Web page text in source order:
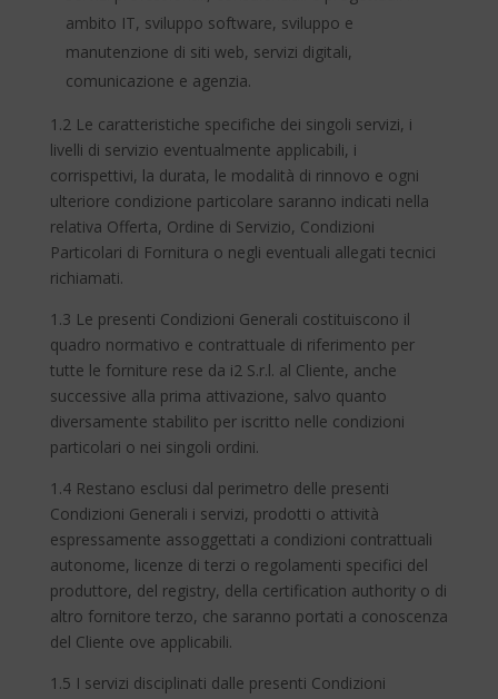
ambito IT, sviluppo software, sviluppo e
manutenzione di siti web, servizi digitali,
comunicazione e agenzia.
1.2 Le caratteristiche specifiche dei singoli servizi, i
livelli di servizio eventualmente applicabili, i
corrispettivi, la durata, le modalità di rinnovo e ogni
ulteriore condizione particolare saranno indicati nella
relativa Offerta, Ordine di Servizio, Condizioni
Particolari di Fornitura o negli eventuali allegati tecnici
richiamati.
1.3 Le presenti Condizioni Generali costituiscono il
quadro normativo e contrattuale di riferimento per
tutte le forniture rese da i2 S.r.l. al Cliente, anche
successive alla prima attivazione, salvo quanto
diversamente stabilito per iscritto nelle condizioni
particolari o nei singoli ordini.
1.4 Restano esclusi dal perimetro delle presenti
Condizioni Generali i servizi, prodotti o attività
espressamente assoggettati a condizioni contrattuali
autonome, licenze di terzi o regolamenti specifici del
produttore, del registry, della certification authority o di
altro fornitore terzo, che saranno portati a conoscenza
del Cliente ove applicabili.
1.5 I servizi disciplinati dalle presenti Condizioni